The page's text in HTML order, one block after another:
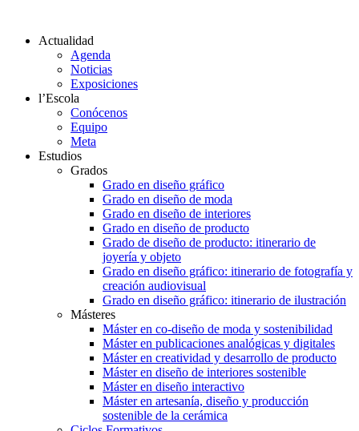
Actualidad
Agenda
Noticias
Exposiciones
l’Escola
Conócenos
Equipo
Meta
Estudios
Grados
Grado en diseño gráfico
Grado en diseño de moda
Grado en diseño de interiores
Grado en diseño de producto
Grado de diseño de producto: itinerario de
joyería y objeto
Grado en diseño gráfico: itinerario de fotografía y
creación audiovisual
Grado en diseño gráfico: itinerario de ilustración
Másteres
Máster en co-diseño de moda y sostenibilidad
Máster en publicaciones analógicas y digitales
Máster en creatividad y desarrollo de producto
Máster en diseño de interiores sostenible
Máster en diseño interactivo
Máster en artesanía, diseño y producción
sostenible de la cerámica